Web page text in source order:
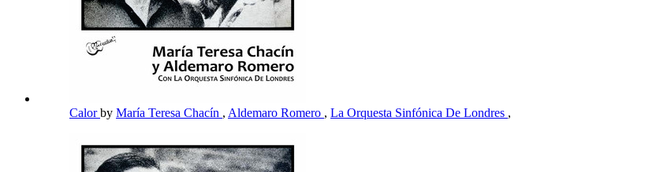
Calorby María Teresa Chacín , Aldemaro Romero , La Orquesta Sinfónica De Londres ,